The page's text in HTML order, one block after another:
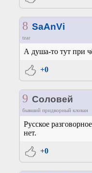
8 SaAnVi
tzar
А душа-то тут при
+0
9 Соловей
бывший придворный клован
Русское
нет.
+0